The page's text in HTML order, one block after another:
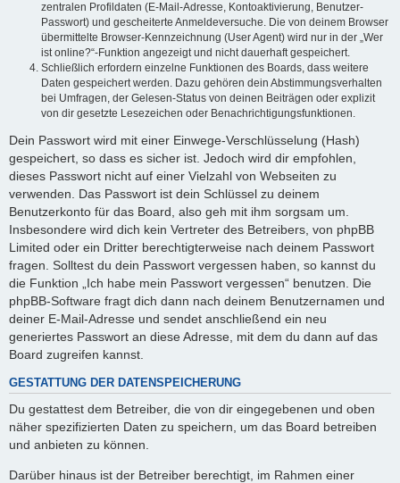
zentralen Profildaten (E-Mail-Adresse, Kontoaktivierung, Benutzer-
Passwort) und gescheiterte Anmeldeversuche. Die von deinem Browser
übermittelte Browser-Kennzeichnung (User Agent) wird nur in der „Wer
ist online?“-Funktion angezeigt und nicht dauerhaft gespeichert.
Schließlich erfordern einzelne Funktionen des Boards, dass weitere
Daten gespeichert werden. Dazu gehören dein Abstimmungsverhalten
bei Umfragen, der Gelesen-Status von deinen Beiträgen oder explizit
von dir gesetzte Lesezeichen oder Benachrichtigungsfunktionen.
Dein Passwort wird mit einer Einwege-Verschlüsselung (Hash)
gespeichert, so dass es sicher ist. Jedoch wird dir empfohlen,
dieses Passwort nicht auf einer Vielzahl von Webseiten zu
verwenden. Das Passwort ist dein Schlüssel zu deinem
Benutzerkonto für das Board, also geh mit ihm sorgsam um.
Insbesondere wird dich kein Vertreter des Betreibers, von phpBB
Limited oder ein Dritter berechtigterweise nach deinem Passwort
fragen. Solltest du dein Passwort vergessen haben, so kannst du
die Funktion „Ich habe mein Passwort vergessen“ benutzen. Die
phpBB-Software fragt dich dann nach deinem Benutzernamen und
deiner E-Mail-Adresse und sendet anschließend ein neu
generiertes Passwort an diese Adresse, mit dem du dann auf das
Board zugreifen kannst.
GESTATTUNG DER DATENSPEICHERUNG
Du gestattest dem Betreiber, die von dir eingegebenen und oben
näher spezifizierten Daten zu speichern, um das Board betreiben
und anbieten zu können.
Darüber hinaus ist der Betreiber berechtigt, im Rahmen einer